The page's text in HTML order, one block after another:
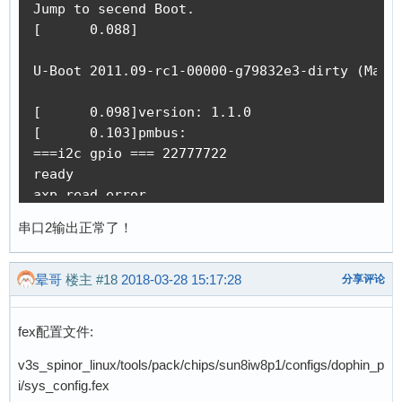
串口2输出正常了！
晕哥 楼主 #18 2018-03-28 15:17:28 分享评论
fex配置文件:
v3s_spinor_linux/tools/pack/chips/sun8iw8p1/configs/dophin_p
i/sys_config.fex